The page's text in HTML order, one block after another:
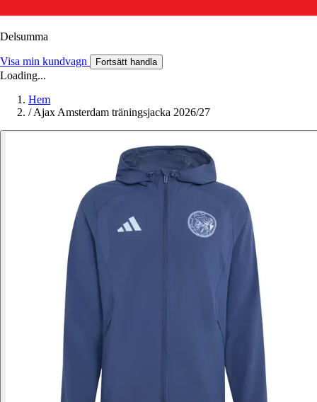
Delsumma
Visa min kundvagn Fortsätt handla
Loading...
Hem
/ Ajax Amsterdam träningsjacka 2026/27